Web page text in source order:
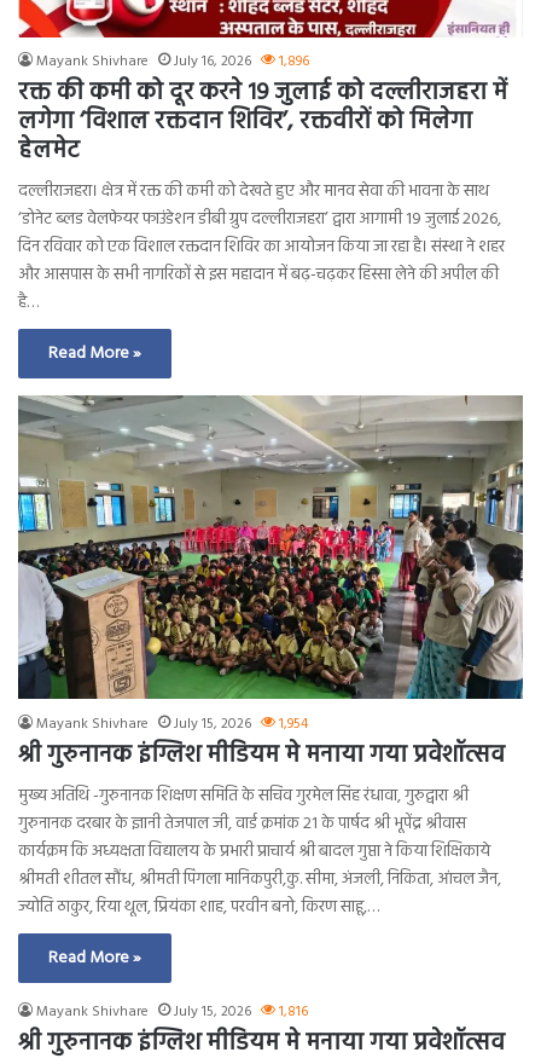
Mayank Shivhare July 16, 2026 1,896
रक्त की कमी को दूर करने 19 जुलाई को दल्लीराजहरा में
लगेगा ‘विशाल रक्तदान शिविर’, रक्तवीरों को मिलेगा
हेलमेट
दल्लीराजहरा। क्षेत्र में रक्त की कमी को देखते हुए और मानव सेवा की भावना के साथ
‘डोनेट ब्लड वेलफेयर फाउंडेशन डीबी ग्रुप दल्लीराजहरा’ द्वारा आगामी 19 जुलाई 2026,
दिन रविवार को एक विशाल रक्तदान शिविर का आयोजन किया जा रहा है। संस्था ने शहर
और आसपास के सभी नागरिकों से इस महादान में बढ़-चढ़कर हिस्सा लेने की अपील की
है…
Read More »
Mayank Shivhare July 15, 2026 1,954
श्री गुरुनानक इंग्लिश मीडियम मे मनाया गया प्रवेशॉत्सव
मुख्य अतिथि -गुरुनानक शिक्षण समिति के सचिव गुरमेल सिंह रंधावा, गुरुद्वारा श्री
गुरुनानक दरबार के ज्ञानी तेजपाल जी, वार्ड क्रमांक 21 के पार्षद श्री भूपेंद्र श्रीवास
कार्यक्रम कि अध्यक्षता विद्यालय के प्रभारी प्राचार्य श्री बादल गुप्ता ने किया शिक्षिकाये
श्रीमती शीतल सौंध, श्रीमती पिंगला मानिकपुरी,कु. सीमा, अंजली, निकिता, आंचल जैन,
ज्योति ठाकुर, रिया थूल, प्रियंका शाह, परवीन बनो, किरण साहू,…
Read More »
Mayank Shivhare July 15, 2026 1,816
श्री गुरुनानक इंग्लिश मीडियम मे मनाया गया प्रवेशॉत्सव